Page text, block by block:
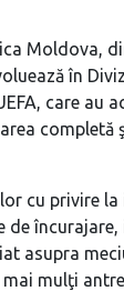
Moldova,
în
care au
completă
cu privire
asupra
mulţi